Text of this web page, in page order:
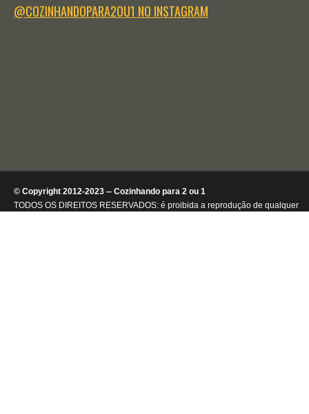
@COZINHANDOPARA2OU1 NO INSTAGRAM
© Copyright 2012-2023 -- Cozinhando para 2 ou 1
TODOS OS DIREITOS RESERVADOS: é proibida a reprodução de qualquer